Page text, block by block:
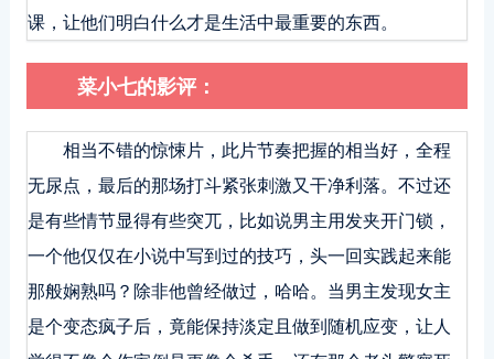
课，让他们明白什么才是生活中最重要的东西。
菜小七的影评：
相当不错的惊悚片，此片节奏把握的相当好，全程
无尿点，最后的那场打斗紧张刺激又干净利落。不过还
是有些情节显得有些突兀，比如说男主用发夹开门锁，
一个他仅仅在小说中写到过的技巧，头一回实践起来能
那般娴熟吗？除非他曾经做过，哈哈。当男主发现女主
是个变态疯子后，竟能保持淡定且做到随机应变，让人